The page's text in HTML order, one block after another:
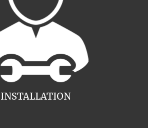
INSTALLATION